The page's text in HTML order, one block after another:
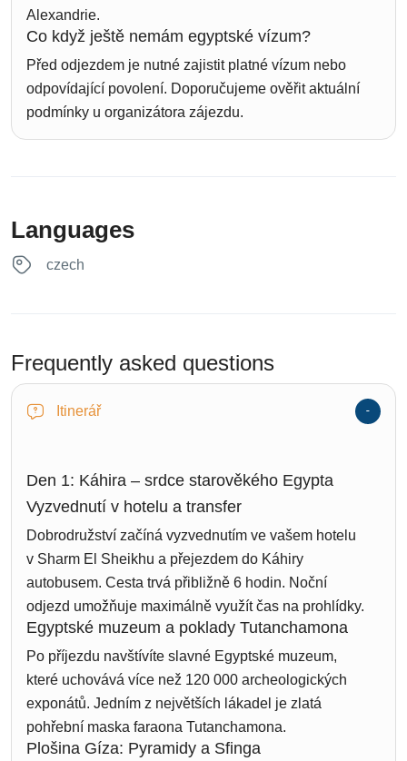
Alexandrie.
Co když ještě nemám egyptské vízum?
Před odjezdem je nutné zajistit platné vízum nebo
odpovídající povolení. Doporučujeme ověřit aktuální
podmínky u organizátora zájezdu.
Languages
czech
Frequently asked questions
Itinerář
Den 1: Káhira – srdce starověkého Egypta
Vyzvednutí v hotelu a transfer
Dobrodružství začíná vyzvednutím ve vašem hotelu
v Sharm El Sheikhu a přejezdem do Káhiry
autobusem. Cesta trvá přibližně 6 hodin. Noční
odjezd umožňuje maximálně využít čas na prohlídky.
Egyptské muzeum a poklady Tutanchamona
Po příjezdu navštívíte slavné Egyptské muzeum,
které uchovává více než 120 000 archeologických
exponátů. Jedním z největších lákadel je zlatá
pohřební maska faraona Tutanchamona.
Plošina Gíza: Pyramidy a Sfinga